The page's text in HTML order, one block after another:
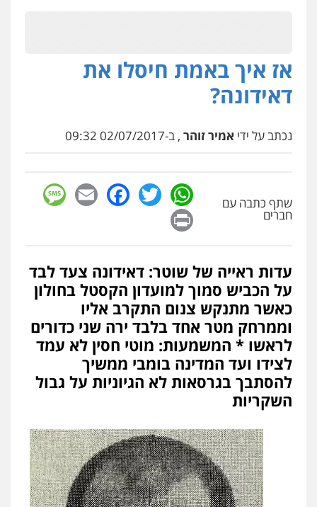
אז איך באמת חיסלו את
דאידונה?
נכתב על ידי אמיר זוהר , ב-02/07/2017 09:32
שתף כתבה עם
חברים
WhatsApp
Twitter
Facebook
Email
עדות ראייה של שוטר: דאידונה צעד לבד
על הכביש סמוך למועדון הקסטל בחולון
כאשר מתנקש צנום התקרב אליו
וממרחק מטר אחד בלבד ירה שני כדורים
לראשו * המשמעות: מוטי חסין לא עמד
לצידו ועד המדינה בומבי ממשיך
להסתבך בגרסאות לא הגיוניות על גבול
השקריות